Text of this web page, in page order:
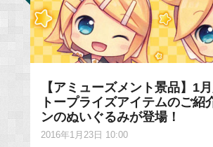
【アミューズメント景品】1
トープライズアイテムのご紹
ンのぬいぐるみが登場！
2016年1月23日 10:00